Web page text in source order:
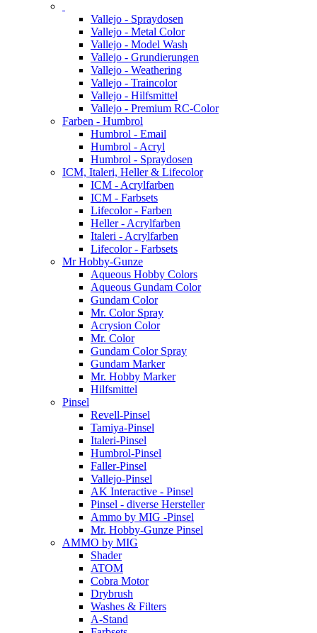
Vallejo - Spraydosen
Vallejo - Metal Color
Vallejo - Model Wash
Vallejo - Grundierungen
Vallejo - Weathering
Vallejo - Traincolor
Vallejo - Hilfsmittel
Vallejo - Premium RC-Color
Farben - Humbrol
Humbrol - Email
Humbrol - Acryl
Humbrol - Spraydosen
ICM, Italeri, Heller & Lifecolor
ICM - Acrylfarben
ICM - Farbsets
Lifecolor - Farben
Heller - Acrylfarben
Italeri - Acrylfarben
Lifecolor - Farbsets
Mr Hobby-Gunze
Aqueous Hobby Colors
Aqueous Gundam Color
Gundam Color
Mr. Color Spray
Acrysion Color
Mr. Color
Gundam Color Spray
Gundam Marker
Mr. Hobby Marker
Hilfsmittel
Pinsel
Revell-Pinsel
Tamiya-Pinsel
Italeri-Pinsel
Humbrol-Pinsel
Faller-Pinsel
Vallejo-Pinsel
AK Interactive - Pinsel
Pinsel - diverse Hersteller
Ammo by MIG -Pinsel
Mr. Hobby-Gunze Pinsel
AMMO by MIG
Shader
ATOM
Cobra Motor
Drybrush
Washes & Filters
A-Stand